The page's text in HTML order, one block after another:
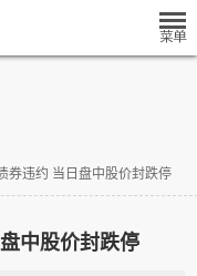
券违约 当日盘中股价封跌停
中股价封跌停